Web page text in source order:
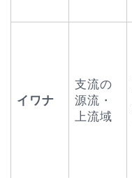
イワナ
支流の
源流・
上流域